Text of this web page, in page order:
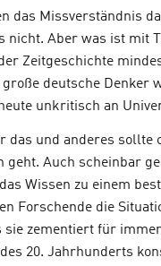
das Missverständnis
nicht. Aber was ist mit
Zeitgeschichte
deutsche Denker
unkritisch an
und anderes sollte
geht. Auch scheinbar
Wissen zu einem
Forschende die
sie zementiert für
20. Jahrhunderts